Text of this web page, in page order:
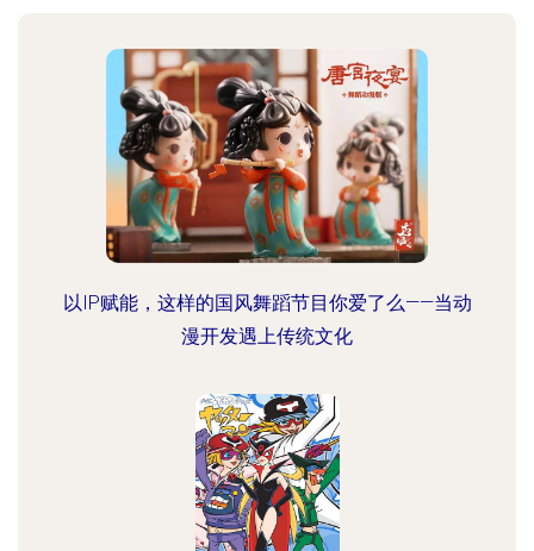
以IP赋能，这样的国风舞蹈节目你爱了么——当动
漫开发遇上传统文化